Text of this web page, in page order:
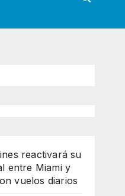
reactivará su
entre Miami y
vuelos diarios